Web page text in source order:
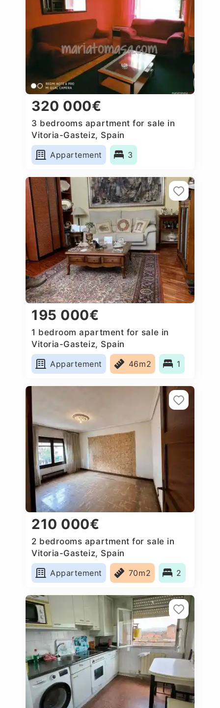
320 000€
3 bedrooms apartment for sale in
Vitoria-Gasteiz, Spain
Appartement
3
195 000€
1 bedroom apartment for sale in
Vitoria-Gasteiz, Spain
Appartement
46m2 1
210 000€
2 bedrooms apartment for sale in
Vitoria-Gasteiz, Spain
Appartement
70m2 2